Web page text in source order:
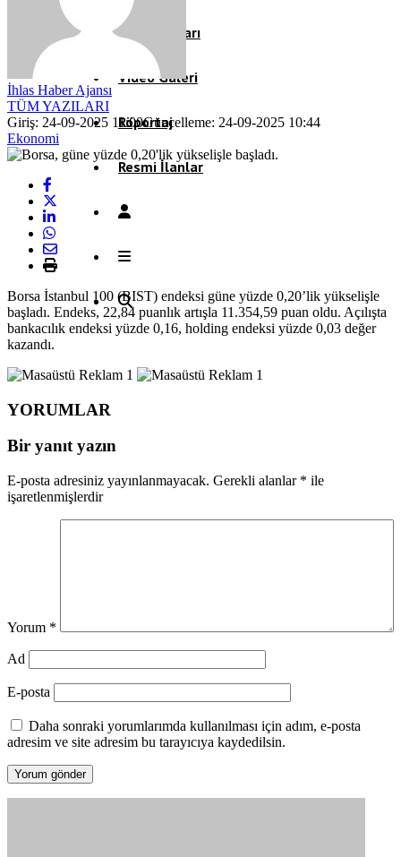
Köşe Yazıları
Video Galeri
Röportaj
Resmi İlanlar
İhlas Haber Ajansı
TÜM YAZILARI
Giriş: 24-09-2025 11:00Güncelleme: 24-09-2025 10:44
Ekonomi
Borsa İstanbul 100 (BIST) endeksi güne yüzde 0,20’lik yükselişle
başladı. Endeks, 22,84 puanlık artışla 11.354,59 puan oldu. Açılışta
bankacılık endeksi yüzde 0,16, holding endeksi yüzde 0,03 değer
kazandı.
YORUMLAR
Bir yanıt yazın
E-posta adresiniz yayınlanmayacak. Gerekli alanlar * ile
işaretlenmişlerdir
Yorum *
Ad
E-posta
Daha sonraki yorumlarımda kullanılması için adım, e-posta
adresim ve site adresim bu tarayıcıya kaydedilsin.